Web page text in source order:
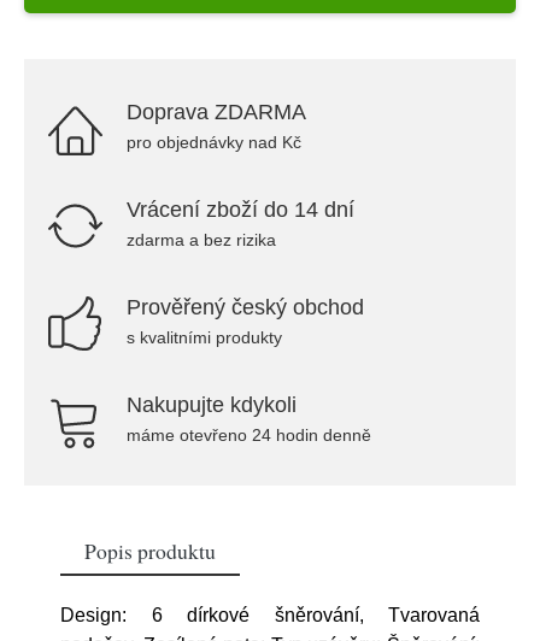
Doprava ZDARMA
pro objednávky nad Kč
Vrácení zboží do 14 dní
zdarma a bez rizika
Prověřený český obchod
s kvalitními produkty
Nakupujte kdykoli
máme otevřeno 24 hodin denně
Popis produktu
Design: 6 dírkové šněrování, Tvarovaná